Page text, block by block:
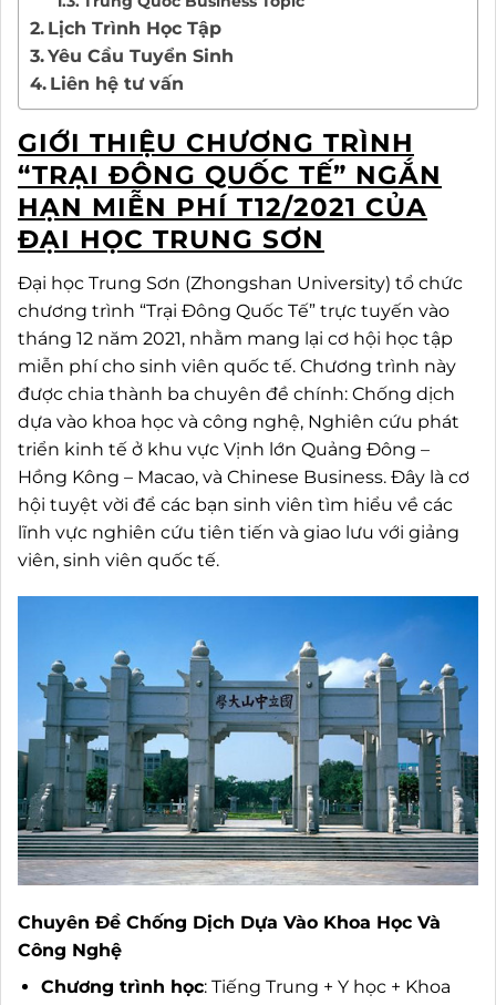
Lịch Trình Học Tập
Yêu Cầu Tuyển Sinh
Liên hệ tư vấn
GIỚI THIỆU CHƯƠNG TRÌNH
“TRẠI ĐÔNG QUỐC TẾ” NGẮN
HẠN MIỄN PHÍ T12/2021 CỦA
ĐẠI HỌC TRUNG SƠN
Đại học Trung Sơn (Zhongshan University) tổ chức
chương trình “Trại Đông Quốc Tế” trực tuyến vào
tháng 12 năm 2021, nhằm mang lại cơ hội học tập
miễn phí cho sinh viên quốc tế. Chương trình này
được chia thành ba chuyên đề chính: Chống dịch
dựa vào khoa học và công nghệ, Nghiên cứu phát
triển kinh tế ở khu vực Vịnh lớn Quảng Đông –
Hồng Kông – Macao, và Chinese Business. Đây là cơ
hội tuyệt vời để các bạn sinh viên tìm hiểu về các
lĩnh vực nghiên cứu tiên tiến và giao lưu với giảng
viên, sinh viên quốc tế.
Chuyên Đề Chống Dịch Dựa Vào Khoa Học Và
Công Nghệ
Chương trình học: Tiếng Trung + Y học + Khoa